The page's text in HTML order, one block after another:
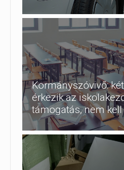
Kormányszóvivő:
érkezik az
támogatás, nem